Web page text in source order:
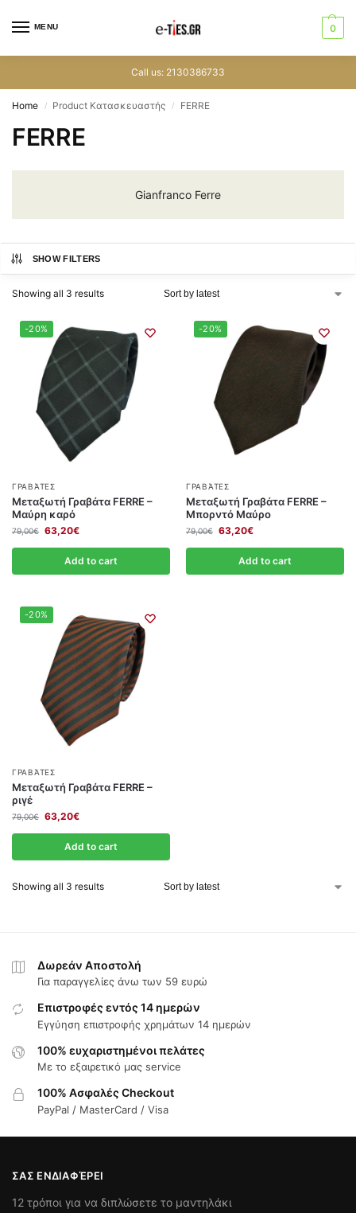
MENU 0
Call us: 2130386733
Home / Product Κατασκευαστής / FERRE
FERRE
Gianfranco Ferre
SHOW FILTERS
Showing all 3 results
-20%
ΓΡΑΒΆΤΕΣ
Μεταξωτή Γραβάτα FERRE –
Μαύρη καρό
79,00€ 63,20€
Add to cart
-20%
ΓΡΑΒΆΤΕΣ
Μεταξωτή Γραβάτα FERRE –
Μπορντό Μαύρο
79,00€ 63,20€
Add to cart
-20%
ΓΡΑΒΆΤΕΣ
Μεταξωτή Γραβάτα FERRE –
ριγέ
79,00€ 63,20€
Add to cart
Showing all 3 results
Δωρεάν Αποστολή
Για παραγγελίες άνω των 59 ευρώ
Επιστροφές εντός 14 ημερών
Εγγύηση επιστροφής χρημάτων 14 ημερών
100% ευχαριστημένοι πελάτες
Με το εξαιρετικό μας service
100% Ασφαλές Checkout
PayPal / MasterCard / Visa
ΣΑΣ ΕΝΔΙΑΦΈΡΕΙ
12 τρόποι για να διπλώσετε το μαντηλάκι